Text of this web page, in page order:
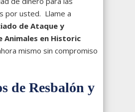
por usted. Llame a
de Ataque y
Animales en Historic
mismo sin compromiso
de Resbalón y